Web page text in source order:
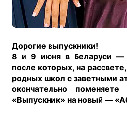
Дорогие выпускники!
8 и 9 июня в Беларуси —
после которых, на
родных школ с заветными
окончательно
«Выпускник» на новый —